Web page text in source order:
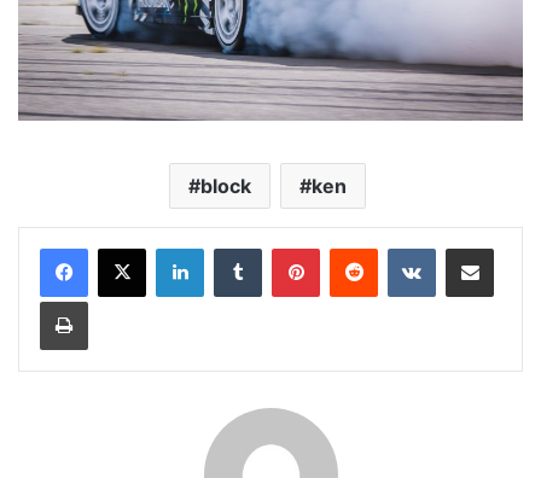
block ken
LinkedInTumblr PinterestReddit VKontakteE-Posta ile paylaş
Yazdır